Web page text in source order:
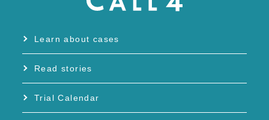
Learn about cases
Read stories
Trial Calendar